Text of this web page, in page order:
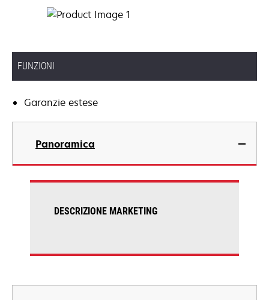
FUNZIONI
Garanzie estese
Panoramica
DESCRIZIONE MARKETING